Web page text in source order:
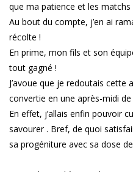
que ma patience et les
Au bout du compte, j’en ai
récolte !
En prime, mon fils et son
tout gagné !
J’avoue que je redoutais cette
convertie en une après-midi
En effet, j’allais enfin pouvoir
savourer . Bref, de quoi
sa progéniture avec sa dose